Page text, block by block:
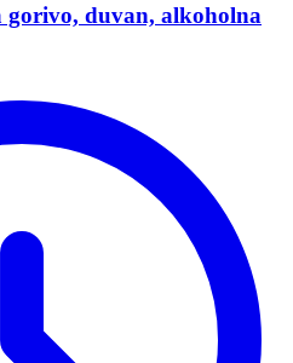
gorivo, duvan, alkoholna